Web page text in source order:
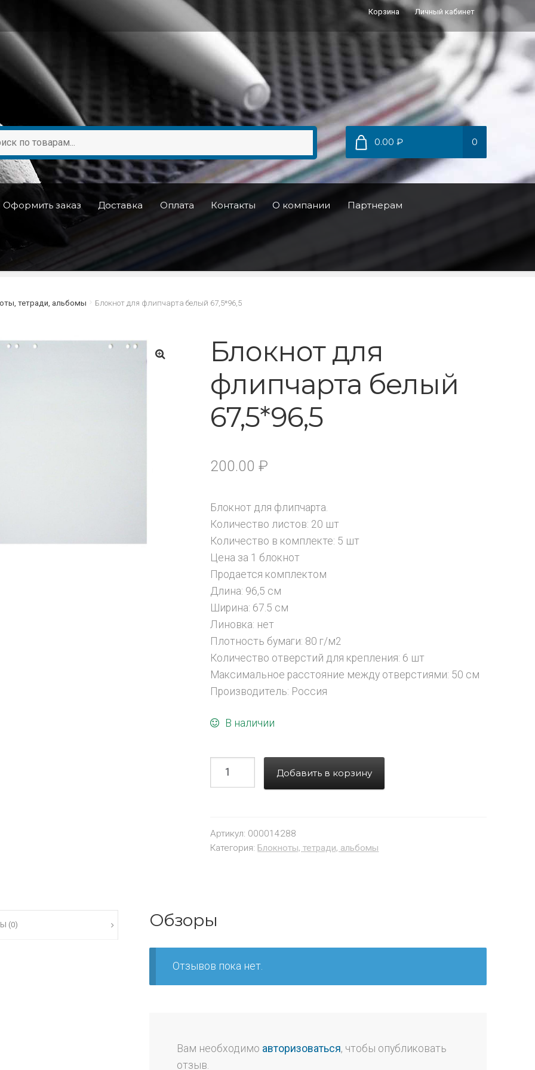
Корзина Личный кабинет
0.00 ₽ 0
Оформить заказ Доставка Оплата Контакты О компании Партнерам
тетради, альбомы Блокнот для флипчарта белый 67,5*96,5
Блокнот для
флипчарта белый
67,5*96,5
200.00₽
Блокнот для флипчарта.
Количество листов: 20 шт
Количество в комплекте: 5 шт
Цена за 1 блокнот
Продается комплектом
Длина: 96,5 см
Ширина: 67.5 см
Линовка: нет
Плотность бумаги: 80 г/м2
Количество отверстий для крепления: 6 шт
Максимальное расстояние между отверстиями: 50 см
Производитель: Россия
В наличии
Добавить в корзину
Артикул: 000014288
Категория:Блокноты, тетради, альбомы
(0) Обзоры
Отзывов пока нет.
Вам необходимо авторизоваться, чтобы опубликовать
отзыв.